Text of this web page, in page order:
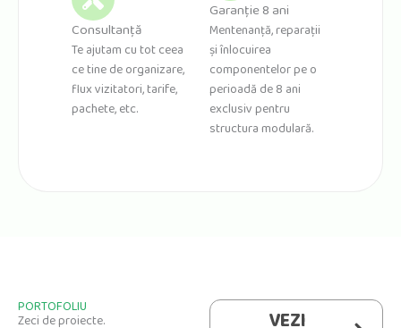
Consultanță
Te ajutam cu tot ceea
ce tine de organizare,
flux vizitatori, tarife,
pachete, etc.
Garanție 8 ani
Mentenanță, reparații
și înlocuirea
componentelor pe o
perioadă de 8 ani
exclusiv pentru
structura modulară.
PORTOFOLIU
Zeci de proiecte. VEZI